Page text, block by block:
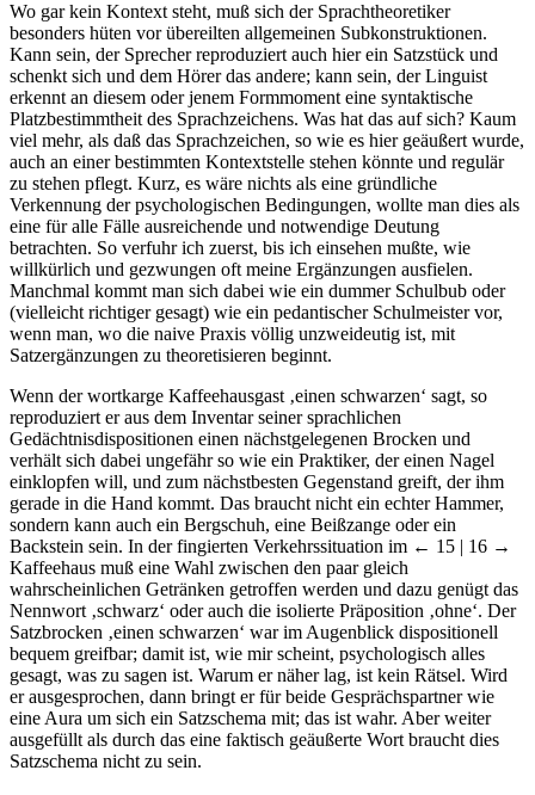
Wo gar kein Kontext steht, muß sich der Sprachtheoretiker
besonders hüten vor übereilten allgemeinen Subkonstruktionen.
Kann sein, der Sprecher reproduziert auch hier ein Satzstück und
schenkt sich und dem Hörer das andere; kann sein, der Linguist
erkennt an diesem oder jenem Formmoment eine syntaktische
Platzbestimmtheit des Sprachzeichens. Was hat das auf sich? Kaum
viel mehr, als daß das Sprachzeichen, so wie es hier geäußert wurde,
auch an einer bestimmten Kontextstelle stehen könnte und regulär
zu stehen pflegt. Kurz, es wäre nichts als eine gründliche
Verkennung der psychologischen Bedingungen, wollte man dies als
eine für alle Fälle ausreichende und notwendige Deutung
betrachten. So verfuhr ich zuerst, bis ich einsehen mußte, wie
willkürlich und gezwungen oft meine Ergänzungen ausfielen.
Manchmal kommt man sich dabei wie ein dummer Schulbub oder
(vielleicht richtiger gesagt) wie ein pedantischer Schulmeister vor,
wenn man, wo die naive Praxis völlig unzweideutig ist, mit
Satzergänzungen zu theoretisieren beginnt.
Wenn der wortkarge Kaffeehausgast ‚einen schwarzen‘ sagt, so
reproduziert er aus dem Inventar seiner sprachlichen
Gedächtnisdispositionen einen nächstgelegenen Brocken und
verhält sich dabei ungefähr so wie ein Praktiker, der einen Nagel
einklopfen will, und zum nächstbesten Gegenstand greift, der ihm
gerade in die Hand kommt. Das braucht nicht ein echter Hammer,
sondern kann auch ein Bergschuh, eine Beißzange oder ein
Backstein sein. In der fingierten Verkehrssituation im ← 15 | 16 →
Kaffeehaus muß eine Wahl zwischen den paar gleich
wahrscheinlichen Getränken getroffen werden und dazu genügt das
Nennwort ‚schwarz‘ oder auch die isolierte Präposition ‚ohne‘. Der
Satzbrocken ‚einen schwarzen‘ war im Augenblick dispositionell
bequem greifbar; damit ist, wie mir scheint, psychologisch alles
gesagt, was zu sagen ist. Warum er näher lag, ist kein Rätsel. Wird
er ausgesprochen, dann bringt er für beide Gesprächspartner wie
eine Aura um sich ein Satzschema mit; das ist wahr. Aber weiter
ausgefüllt als durch das eine faktisch geäußerte Wort braucht dies
Satzschema nicht zu sein.